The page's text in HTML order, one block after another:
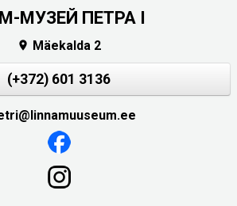
МУЗЕЙ ПЕТРА I
 Mäekalda 2
(+372) 601 3136